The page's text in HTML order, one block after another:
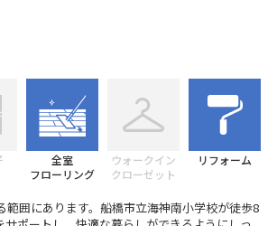
全室
フローリング
ウォークイン
クローゼット
リフォーム
囲にあります。船橋市立海神南小学校が徒歩8